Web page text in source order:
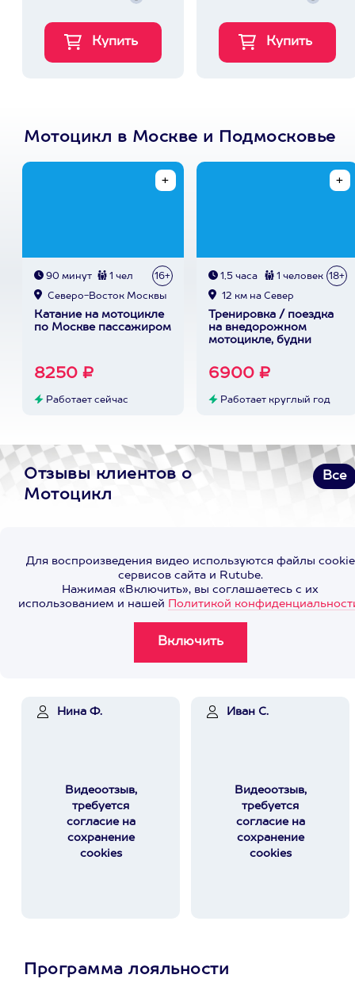
Мотоцикл в Москве и Подмосковье
90 минут 1 чел 16+
Северо-Восток Москвы
Катание на мотоцикле
по Москве пассажиром
8250 ₽
Работает сейчас
1,5 часа 1 человек 18+
12 км на Север
Тренировка / поездка
на внедорожном
мотоцикле, будни
6900 ₽
Работает круглый год
Отзывы клиентов о
Мотоцикл
Все
Для воспроизведения видео используются файлы cookie
сервисов сайта и Rutube.
Нажимая «Включить», вы соглашаетесь с их
использованием и нашей Политикой
Нина Ф.
Видеоотзыв,
требуется
согласие на
сохранение
cookies
Иван С.
Видеоотзыв,
требуется
согласие на
сохранение
cookies
Программа лояльности